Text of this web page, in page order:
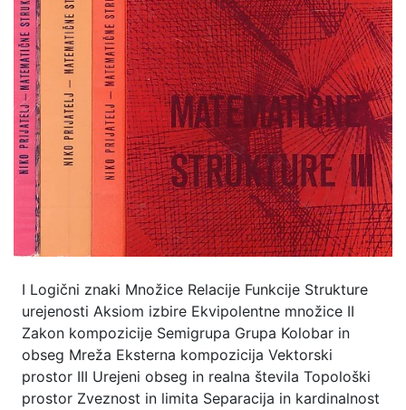
I Logični znaki Množice Relacije Funkcije Strukture
urejenosti Aksiom izbire Ekvipolentne množice II
Zakon kompozicije Semigrupa Grupa Kolobar in
obseg Mreža Eksterna kompozicija Vektorski
prostor III Urejeni obseg in realna števila Topološki
prostor Zveznost in limita Separacija in kardinalnost